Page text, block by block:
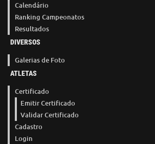
Calendário
Ranking Campeonatos
Resultados
DIVERSOS
Galerias de Foto
ATLETAS
Certificado
Emitir Certificado
Validar Certificado
Cadastro
Login